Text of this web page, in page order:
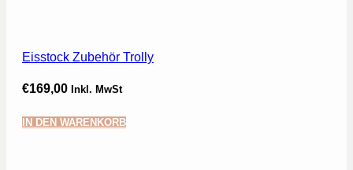
Eisstock Zubehör Trolly
€169,00 Inkl. MwSt
IN DEN WARENKORB